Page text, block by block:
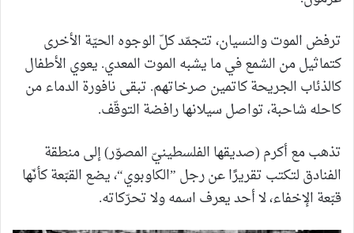
ترفض الموت والنسيان، تتجمّد كلّ الوجوه الحيّة الأخرى
كتماثيل من الشمع في ما يشبه الموت المعدي. يعوي الأطفال
كالذئاب الجريحة كاتمين صرخاتهم. تبقى نافورة الدماء من
كاحله شاحبة، تواصل سيلانها رافضة التوقّف.
تذهب مع أكرم (صديقها الفلسطينيّ المصوّر) إلى منطقة
الفنادق لتكتب تقريرًا عن رجل ”الكاوبوي“، يضع القبّعة كأنّها
قبّعة الإخفاء، لا أحد يعرف اسمه ولا تحرّكاته.